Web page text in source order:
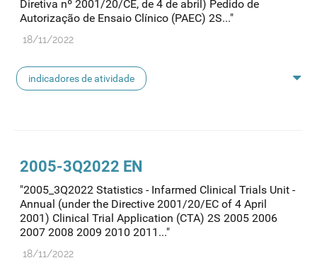
Diretiva nº 2001/20/CE, de 4 de abril) Pedido de
Autorização de Ensaio Clínico (PAEC) 2S..."
18/11/2022
indicadores de atividade
2005-3Q2022 EN
"2005_3Q2022 Statistics - Infarmed Clinical Trials Unit -
Annual (under the Directive 2001/20/EC of 4 April
2001) Clinical Trial Application (CTA) 2S 2005 2006
2007 2008 2009 2010 2011..."
18/11/2022